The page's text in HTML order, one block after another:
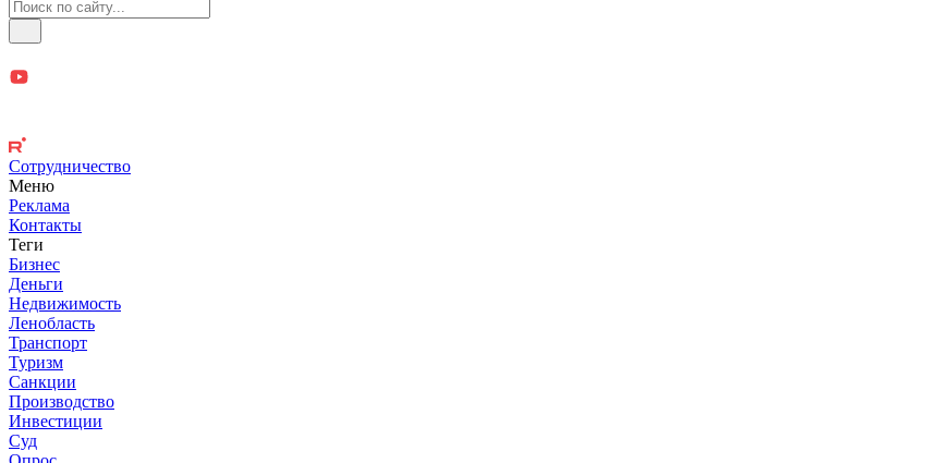
Сотрудничество
Меню
Реклама
Контакты
Теги
Бизнес
Деньги
Недвижимость
Ленобласть
Транспорт
Туризм
Санкции
Производство
Инвестиции
Суд